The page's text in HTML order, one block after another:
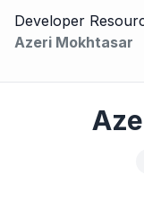
Developer
Azeri Mokhtasar